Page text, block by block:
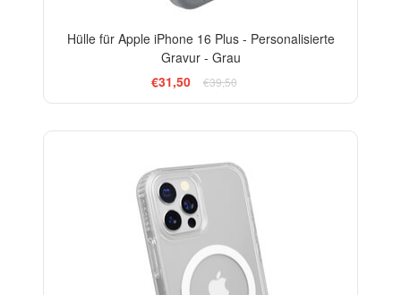
Hülle für Apple iPhone 16 Plus - Personalisierte
Gravur - Grau
€31,50
€39,50